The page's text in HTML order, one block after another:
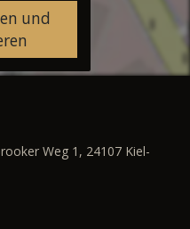
und
Weg 1, 24107 Kiel-